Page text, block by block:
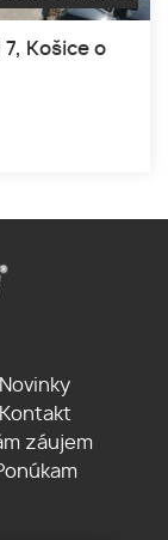
Košice o
Novinky
Kontakt
záujem